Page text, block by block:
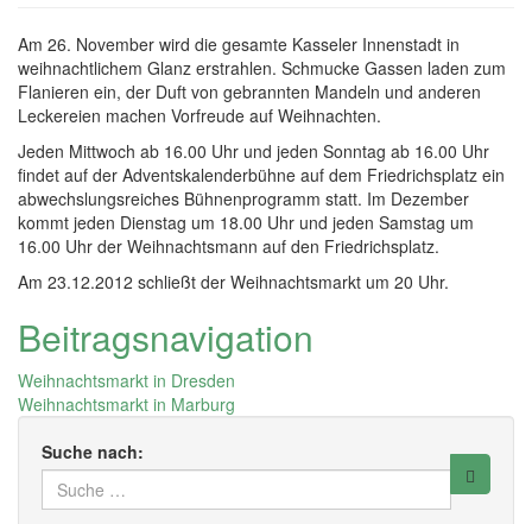
Am 26. November wird die gesamte Kasseler Innenstadt in
weihnachtlichem Glanz erstrahlen. Schmucke Gassen laden zum
Flanieren ein, der Duft von gebrannten Mandeln und anderen
Leckereien machen Vorfreude auf Weihnachten.
Jeden Mittwoch ab 16.00 Uhr und jeden Sonntag ab 16.00 Uhr
findet auf der Adventskalenderbühne auf dem Friedrichsplatz ein
abwechslungsreiches Bühnenprogramm statt. Im Dezember
kommt jeden Dienstag um 18.00 Uhr und jeden Samstag um
16.00 Uhr der Weihnachtsmann auf den Friedrichsplatz.
Am 23.12.2012 schließt der Weihnachtsmarkt um 20 Uhr.
Beitragsnavigation
Weihnachtsmarkt in Dresden
Weihnachtsmarkt in Marburg
Suche nach: